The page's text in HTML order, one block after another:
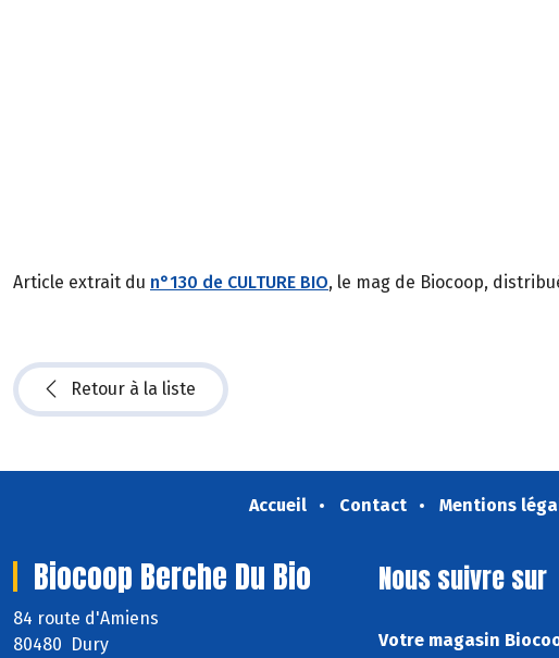
Article extrait du n°130 de CULTURE BIO, le mag de Biocoop,
Retour à la liste
Accueil Contact Mentions
Biocoop Berche Du Bio
84 route d'Amiens
80480 Dury
Nous suivre sur
Votre magasin